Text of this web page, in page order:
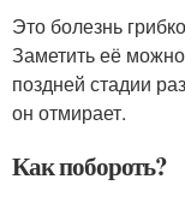
Это болезнь
Заметить её
поздней стадии
он отмирает.
Как побороть?